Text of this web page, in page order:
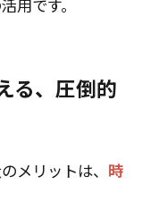
用です。
る、圧倒的
メリットは、 時